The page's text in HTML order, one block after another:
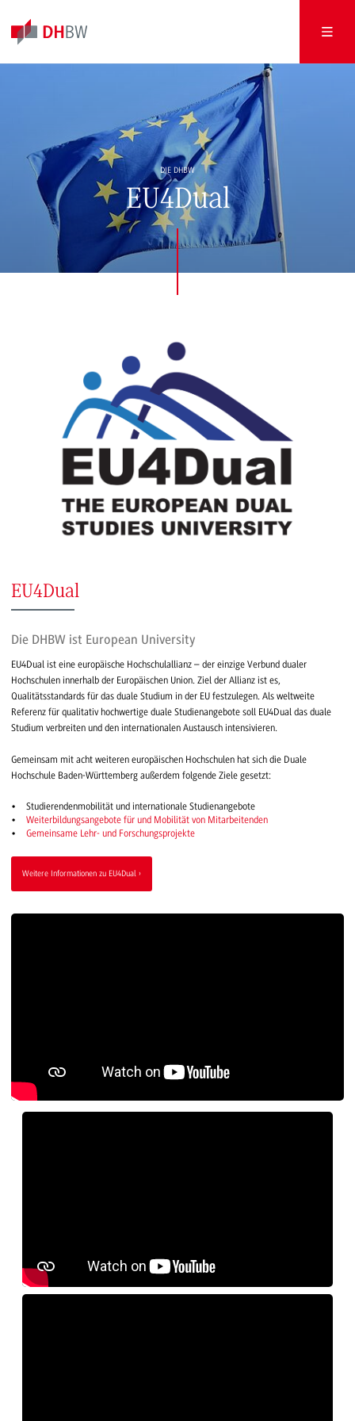
DIE DHBW
EU4Dual
EU4Dual
Die DHBW ist European University
EU4Dual ist eine europäische Hochschulallianz – der einzige Verbund dualer
Hochschulen innerhalb der Europäischen Union. Ziel der Allianz ist es,
Qualitätsstandards für das duale Studium in der EU festzulegen. Als weltweite
Referenz für qualitativ hochwertige duale Studienangebote soll EU4Dual das duale
Studium verbreiten und den internationalen Austausch intensivieren.
Gemeinsam mit acht weiteren europäischen Hochschulen hat sich die Duale
Hochschule Baden-Württemberg außerdem folgende Ziele gesetzt:
Studierendenmobilität und internationale Studienangebote
Weiterbildungsangebote für und Mobilität von Mitarbeitenden
Gemeinsame Lehr- und Forschungsprojekte
Weitere Informationen zu EU4Dual